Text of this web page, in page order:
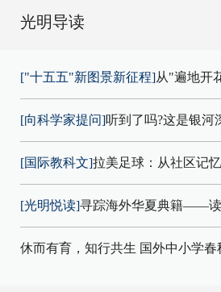
光明导读
["十五五"新图景新征程]从"遍地开
[向科学家提问]听到了吗?这是银
[国际教科文]拉美足球：从社区记
[光明悦读]寻踪海外华夏典籍——读
休而有育，知行共生 国外中小学春